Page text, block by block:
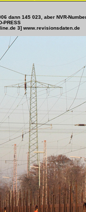
dann 145 023, aber NVR-
PRESS
3] www.revisionsdaten.de